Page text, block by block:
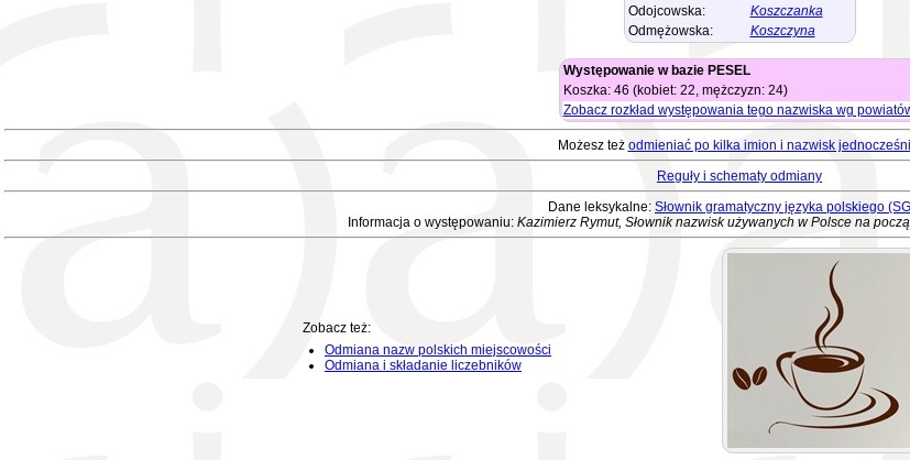
Odojcowska:
Koszczanka
Odmężowska:
Koszczyna
Występowanie w bazie PESEL
Koszka: 46 (kobiet: 22, mężczyzn: 24)
Zobacz rozkład występowania tego nazwiska wg
Możesz też odmieniać po kilka imion i nazwisk
Reguły i schematy odmiany
Dane leksykalne: Słownik gramatyczny języka polskiego
Informacja o występowaniu: Kazimierz Rymut, Słownik nazwisk używanych w Polsce na
Zobacz też:
Odmiana nazw polskich miejscowości
Odmiana i składanie liczebników